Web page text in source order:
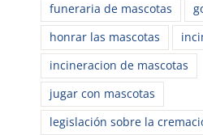
funeraria de mascotas
honrar las mascotas
incineracion de mascotas
jugar con mascotas
legislación sobre la